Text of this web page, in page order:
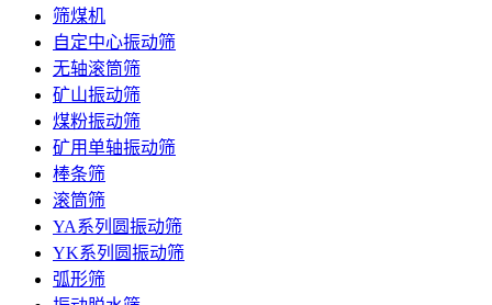
筛煤机
自定中心振动筛
无轴滚筒筛
矿山振动筛
煤粉振动筛
矿用单轴振动筛
棒条筛
滚筒筛
YA系列圆振动筛
YK系列圆振动筛
弧形筛